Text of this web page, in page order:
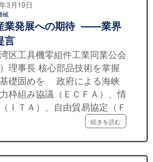
3月19日
械
業発展への期待 ——業界
言
区工具機零組件工業同業公会
）理事長 核心部品技術を掌握
基礎固めを 政府による海峡
枠組み協議（ＥＣＦＡ）、情
ＩＴＡ）、自由貿易協定（Ｆ
続きを読む